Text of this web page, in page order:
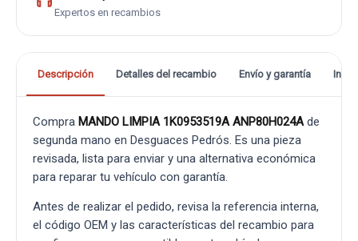
Expertos en recambios
Descripción Detalles del recambio Envío y garantía
Compra MANDO LIMPIA 1K0953519A ANP80H024Ade
segunda mano en Desguaces Pedrós. Es una pieza
revisada, lista para enviar y una alternativa económica
para reparar tu vehículo con garantía.
Antes de realizar el pedido, revisa la referencia interna,
el código OEM y las características del recambio para